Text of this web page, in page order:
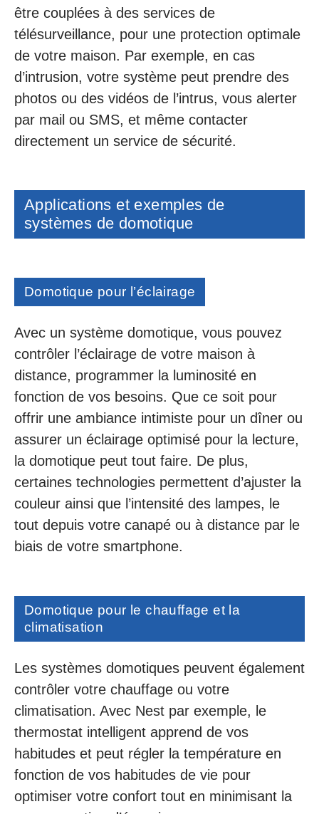
être couplées à des services de
télésurveillance, pour une protection optimale
de votre maison. Par exemple, en cas
d’intrusion, votre système peut prendre des
photos ou des vidéos de l’intrus, vous alerter
par mail ou SMS, et même contacter
directement un service de sécurité.
Applications et exemples de
systèmes de domotique
Domotique pour l’éclairage
Avec un système domotique, vous pouvez
contrôler l’éclairage de votre maison à
distance, programmer la luminosité en
fonction de vos besoins. Que ce soit pour
offrir une ambiance intimiste pour un dîner ou
assurer un éclairage optimisé pour la lecture,
la domotique peut tout faire. De plus,
certaines technologies permettent d’ajuster la
couleur ainsi que l’intensité des lampes, le
tout depuis votre canapé ou à distance par le
biais de votre smartphone.
Domotique pour le chauffage et la
climatisation
Les systèmes domotiques peuvent également
contrôler votre chauffage ou votre
climatisation. Avec Nest par exemple, le
thermostat intelligent apprend de vos
habitudes et peut régler la température en
fonction de vos habitudes de vie pour
optimiser votre confort tout en minimisant la